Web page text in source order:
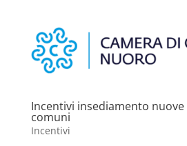
Incentivi insediamento
comuni
Incentivi